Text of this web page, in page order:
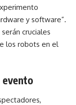
y software”.
cruciales
los robots en el
evento